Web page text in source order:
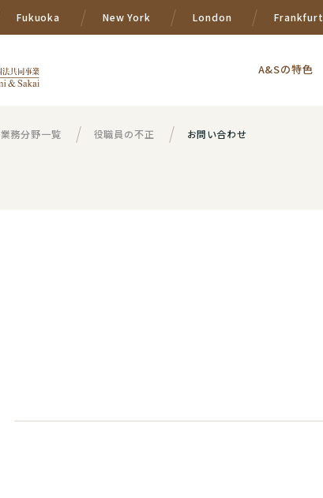
Fukuoka New York London Frankfurt
A&Sの特色
業務分野一覧 役職員の不正 お問い合わせ